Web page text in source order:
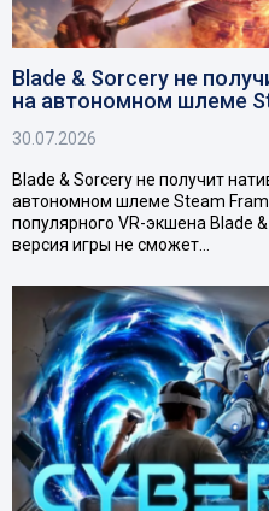
Blade & Sorcery не
на автономном шлеме
30.07.2026
Blade & Sorcery не получит
автономном шлеме Steam
популярного VR-экшена Blade
версия игры не сможет…